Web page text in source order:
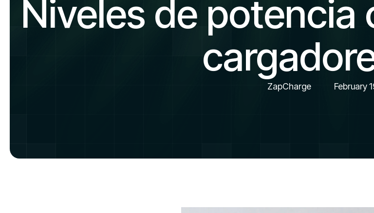
Niveles de potencia
ZapCharge February